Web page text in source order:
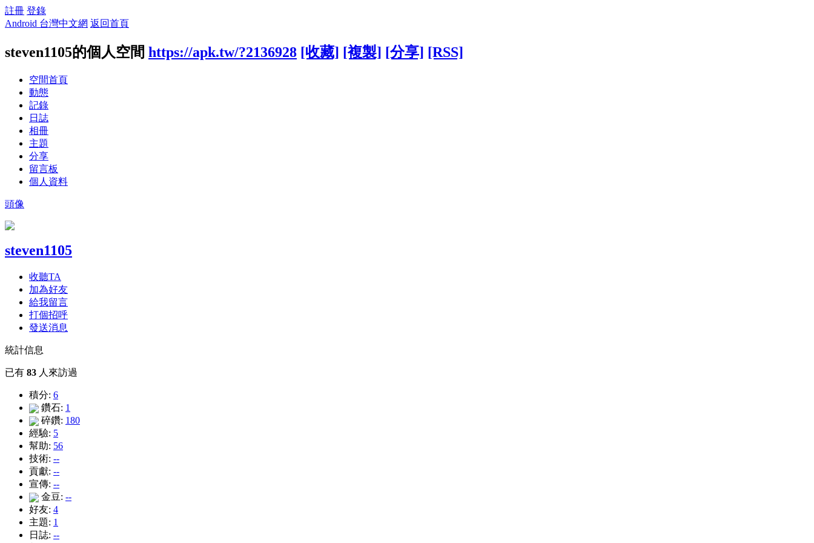
註冊 登錄
Android 台灣中文網 返回首頁
steven1105的個人空間 https://apk.tw/?2136928 [收藏] [複製] [分享] [RSS]
空間首頁
動態
記錄
日誌
相冊
主題
分享
留言板
個人資料
頭像
steven1105
收聽TA
加為好友
給我留言
打個招呼
發送消息
統計信息
已有 83 人來訪過
積分: 6
鑽石: 1
碎鑽: 180
經驗: 5
幫助: 56
技術: --
貢獻: --
宣傳: --
金豆: --
好友: 4
主題: 1
日誌: --